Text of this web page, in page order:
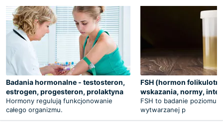
Badania hormonalne - testosteron,
estrogen, progesteron, prolaktyna
Hormony regulują funkcjonowanie
całego organizmu.
FSH (hormon
wskazania, normy,
FSH to badanie poziomu
wytwarzanej p